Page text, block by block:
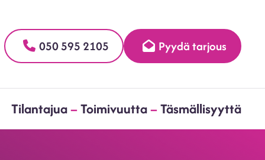
050 595 2105 Pyydä tarjous
Tilantajua–Toimivuutta–Täsmällisyyttä